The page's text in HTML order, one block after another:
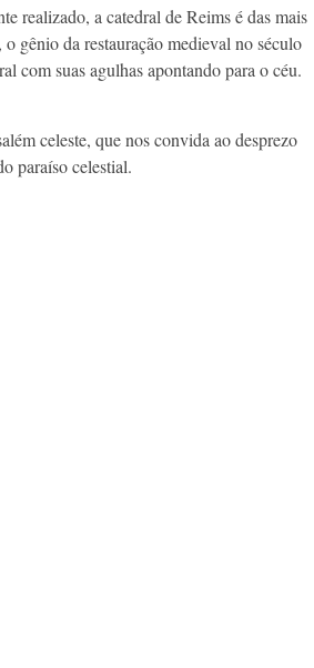
realizado, a catedral de Reims é das mais
gênio da restauração medieval no século
com suas agulhas apontando para o céu.
celeste, que nos convida ao desprezo
paraíso celestial.